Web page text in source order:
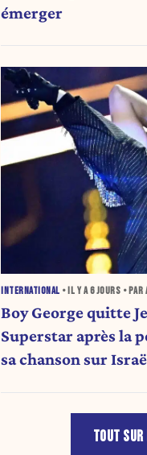
émerger
INTERNATIONAL • IL Y A6 JOURS • PAR
Boy George quitte
Superstar après la
sa chanson sur
TOUT